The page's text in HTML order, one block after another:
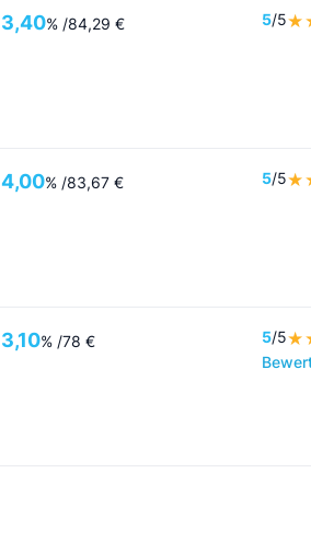
3,40% /84,29 € 5/5
4,00% /83,67 € 5/5
3,10% /78 € 5/5